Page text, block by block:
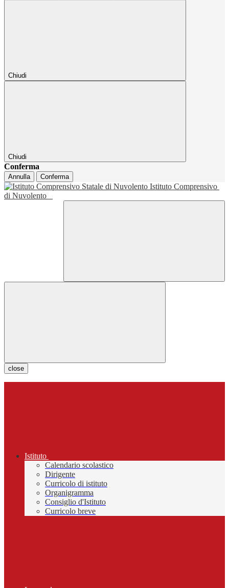
Chiudi
Chiudi
Conferma
Annulla Conferma
Istituto Comprensivo
di Nuvolento
close
Istituto
Calendario scolastico
Dirigente
Curricolo di istituto
Organigramma
Consiglio d'Istituto
Curricolo breve